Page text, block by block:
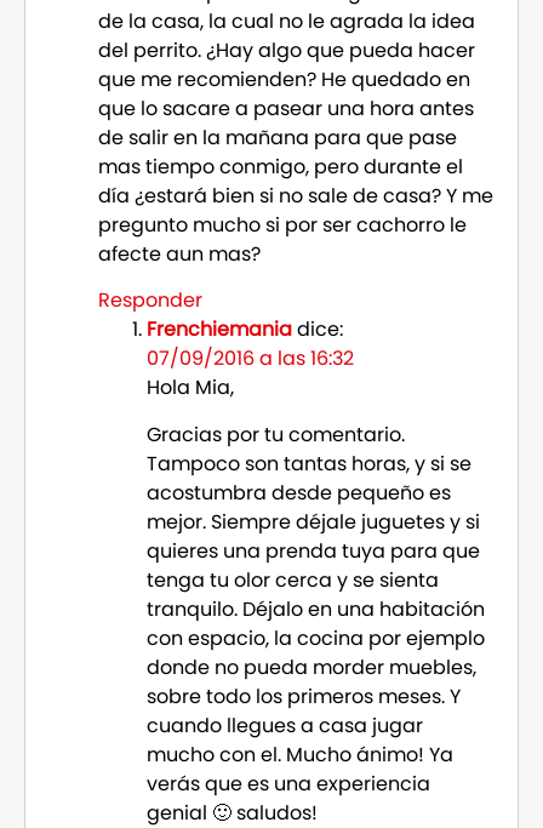
de la casa, la cual no le agrada la idea
del perrito. ¿Hay algo que pueda hacer
que me recomienden? He quedado en
que lo sacare a pasear una hora antes
de salir en la mañana para que pase
mas tiempo conmigo, pero durante el
día ¿estará bien si no sale de casa? Y me
pregunto mucho si por ser cachorro le
afecte aun mas?
Responder
Frenchiemaniadice:
07/09/2016 a las 16:32
Hola Mia,
Gracias por tu comentario.
Tampoco son tantas horas, y si se
acostumbra desde pequeño es
mejor. Siempre déjale juguetes y si
quieres una prenda tuya para que
tenga tu olor cerca y se sienta
tranquilo. Déjalo en una habitación
con espacio, la cocina por ejemplo
donde no pueda morder muebles,
sobre todo los primeros meses. Y
cuando llegues a casa jugar
mucho con el. Mucho ánimo! Ya
verás que es una experiencia
genial 🙂 saludos!